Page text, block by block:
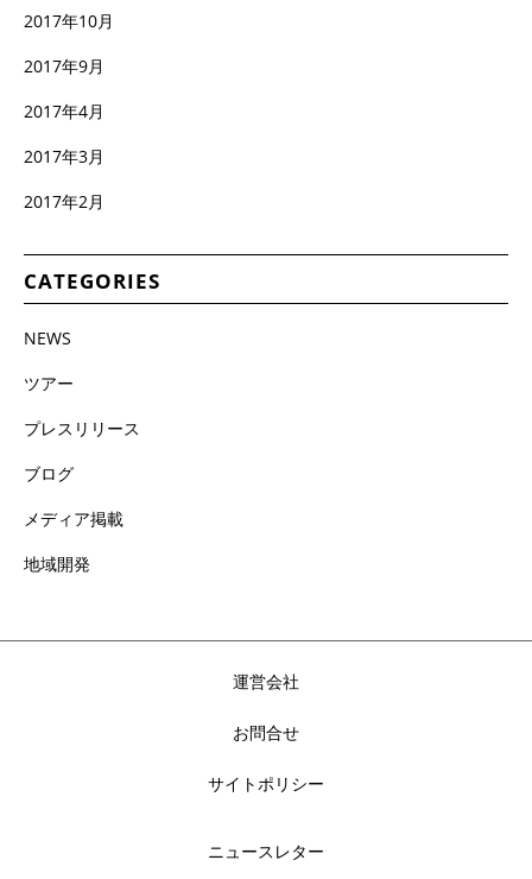
2017年10月
2017年9月
2017年4月
2017年3月
2017年2月
CATEGORIES
NEWS
ツアー
プレスリリース
ブログ
メディア掲載
地域開発
運営会社
お問合せ
サイトポリシー
ニュースレター